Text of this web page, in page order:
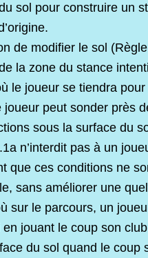
sol pour construire un
de modifier le sol
la zone du stance
le joueur se tiendra
joueur peut sonder près
sous la surface du
n’interdit pas à un
que ces conditions ne
sans améliorer une
sur le parcours, un
en jouant le coup son
du sol quand le coup